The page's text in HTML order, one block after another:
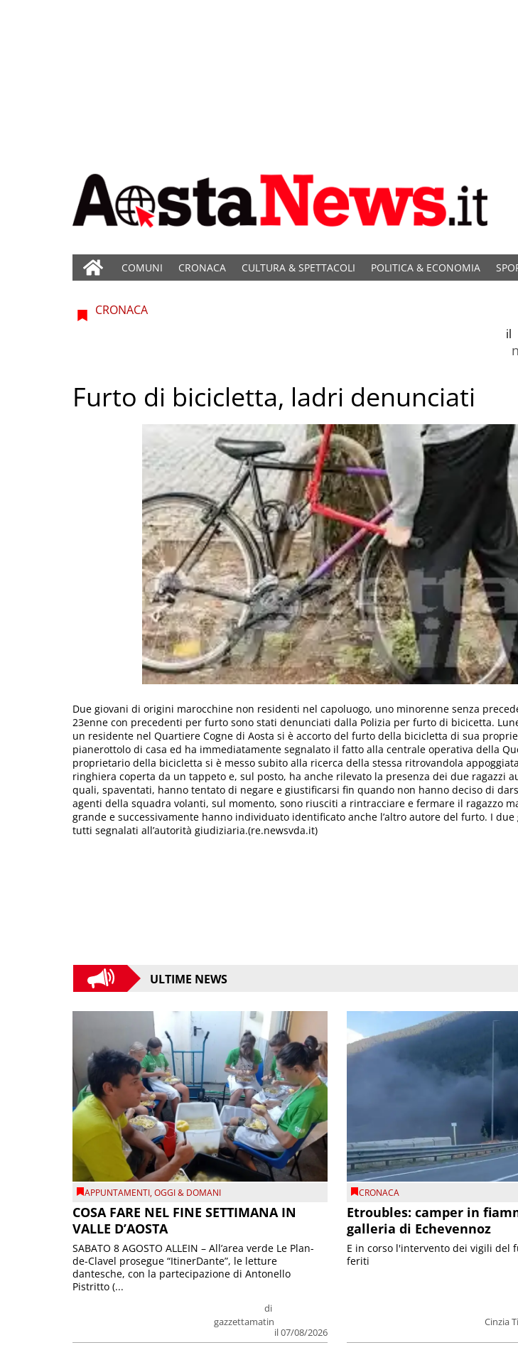
COMUNI CRONACA CULTURA & SPETTACOLI POLITICA & ECONOMIA
CRONACA
il
Furto di bicicletta, ladri denunciati
Due giovani di origini marocchine non residenti nel capoluogo, uno minorenne senza
23enne con precedenti per furto sono stati denunciati dalla Polizia per furto di bicicetta.
un residente nel Quartiere Cogne di Aosta si è accorto del furto della bicicletta di sua
pianerottolo di casa ed ha immediatamente segnalato il fatto alla centrale operativa della
proprietario della bicicletta si è messo subito alla ricerca della stessa ritrovandola
ringhiera coperta da un tappeto e, sul posto, ha anche rilevato la presenza dei due ragazzi
quali, spaventati, hanno tentato di negare e giustificarsi fin quando non hanno deciso di
agenti della squadra volanti, sul momento, sono riusciti a rintracciare e fermare il ragazzo
grande e successivamente hanno individuato identificato anche l’altro autore del furto. I due
tutti segnalati all’autorità giudiziaria.(re.newsvda.it)
ULTIME NEWS
APPUNTAMENTI,OGGI & DOMANI
COSA FARE NEL FINE SETTIMANA IN
VALLE D’AOSTA
di
gazzettamatin
il 07/08/2026
SABATO 8 AGOSTO ALLEIN – All’area verde Le Plan-
de-Clavel prosegue “ItinerDante”, le letture
dantesche, con la partecipazione di Antonello
Pistritto (...
CRONACA
Etroubles: camper in
galleria di Echevennoz
Cinzia
E in corso l'intervento dei vigili del
feriti